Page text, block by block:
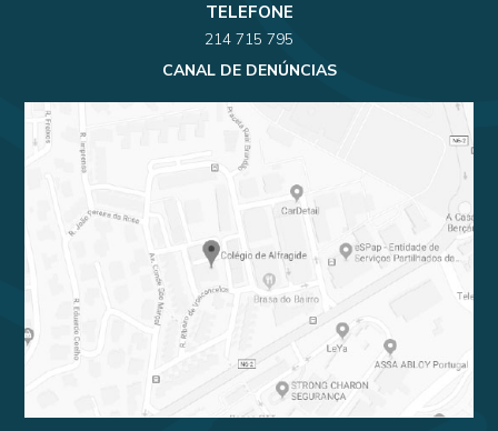
TELEFONE
214 715 795
CANAL DE DENÚNCIAS